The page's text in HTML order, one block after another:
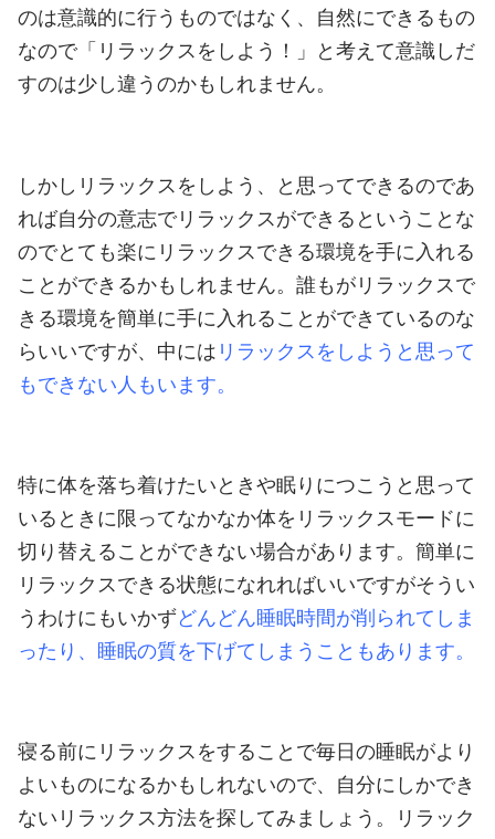
のは意識的に行うものではなく、自然にできるもの
なので「リラックスをしよう！」と考えて意識しだ
すのは少し違うのかもしれません。
しかしリラックスをしよう、と思ってできるのであ
れば自分の意志でリラックスができるということな
のでとても楽にリラックスできる環境を手に入れる
ことができるかもしれません。 誰もがリラックスで
きる環境を簡単に手に入れることができているのな
らいいですが、中には リラックスをしようと思って
もできない人もいます。
特に体を落ち着けたいときや眠りにつこうと思って
いるときに限ってなかなか体をリラックスモードに
切り替えることができない場合があります。 簡単に
リラックスできる状態になれればいいですがそうい
うわけにもいかず どんどん睡眠時間が削られてしま
ったり、睡眠の質を下げてしまうこともあります。
寝る前にリラックスをすることで毎日の睡眠がより
よいものになるかもしれないので、自分にしかでき
ないリラックス方法を探してみましょう。
リラック